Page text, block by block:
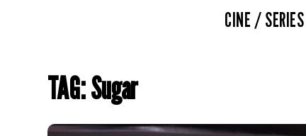
CINE / SERIES
TAG: Sugar